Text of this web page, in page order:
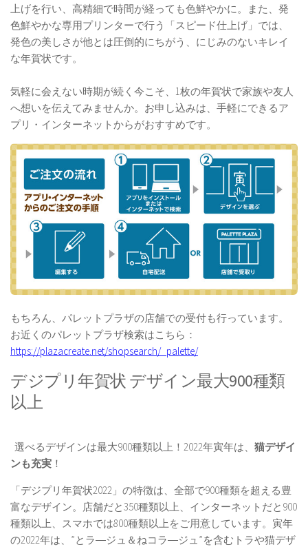
上げを行い、高精細で時間が経っても色鮮やかに。また、発
色鮮やかな専用プリンターで行う「スピード仕上げ」では、
発色の美しさが他とは圧倒的にちがう、にじみのないキレイ
な年賀状です。
気軽に会えない時期が続く今こそ、1枚の年賀状で家族や友人
へ想いを伝えてみませんか。お申し込みは、手軽にできるア
プリ・インターネットからがおすすめです。
もちろん、パレットプラザの店舗での受付も行っています。
お近くのパレットプラザ検索はこちら：
https://plazacreate.net/shopsearch/_palette/
デジプリ年賀状 デザイン最大900種類
以上
選べるデザインは最大900種類以上！2022年寅年は、 猫デザイ
ンも充実 ！
「デジプリ年賀状2022」の特徴は、全部で900種類を超える豊
富なデザイン。店舗だと350種類以上、インターネットだと900
種類以上、スマホでは800種類以上をご用意しています。寅年
の2022年は、”とラ―ジュ＆ねコラ―ジュ”を含むトラや猫デザ